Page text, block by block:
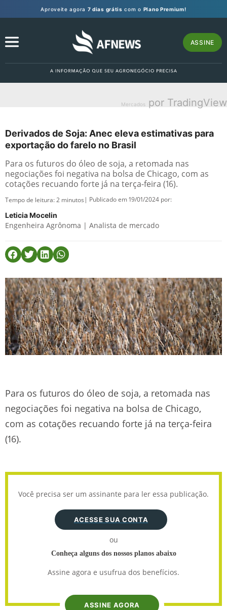
Aproveite agora 7 dias grátis com o Plano Premium!
ASSINE
Mercados por TradingView
Derivados de Soja: Anec eleva estimativas para
exportação do farelo no Brasil
Para os futuros do óleo de soja, a retomada nas
negociações foi negativa na bolsa de Chicago, com as
cotações recuando forte já na terça-feira (16).
Tempo de leitura:2 minutos | Publicado em 19/01/2024 por:
Leticia Mocelin
Engenheira Agrônoma | Analista de mercado
Para os futuros do óleo de soja, a retomada nas
negociações foi negativa na bolsa de Chicago,
com as cotações recuando forte já na terça-feira
(16).
Você precisa ser um assinante para ler essa publicação.
ACESSE SUA CONTA
ou
Conheça alguns dos nossos planos abaixo
Assine agora e usufrua dos benefícios.
ASSINE AGORA